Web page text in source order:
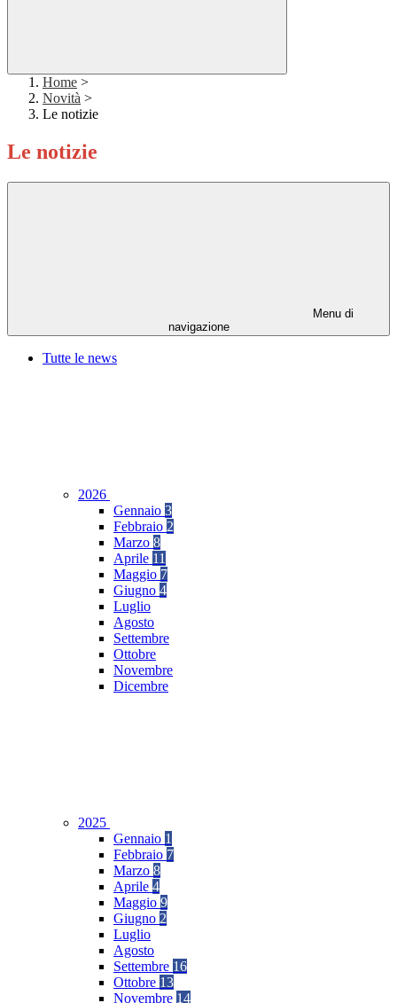
Home >
Novità >
Le notizie
Le notizie
Menu di
navigazione
Tutte le news
2026
Gennaio 3
Febbraio 2
Marzo 8
Aprile 11
Maggio 7
Giugno 4
Luglio
Agosto
Settembre
Ottobre
Novembre
Dicembre
2025
Gennaio 1
Febbraio 7
Marzo 8
Aprile 4
Maggio 9
Giugno 2
Luglio
Agosto
Settembre 16
Ottobre 13
Novembre 14